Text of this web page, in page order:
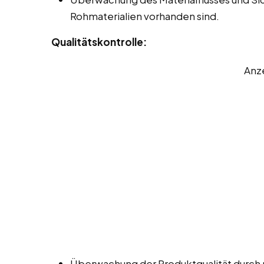
Rohmaterialien vorhanden sind.
Qualitätskontrolle: